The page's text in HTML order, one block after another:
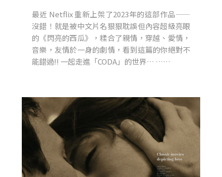
最近 Netflix 重新上架了2023年的這部作品——
沒錯！就是被中文片名狠狠耽誤但內容超級亮眼
的《閃亮的西瓜》，糅合了親情，穿越、愛情，
音樂，友情於一身的劇情，看到這篇的你絕對不
能錯過!! 一起走進「CODA」的世界… ……